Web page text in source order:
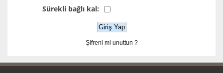
Sürekli bağlı kal:
Şifreni mi unuttun ?